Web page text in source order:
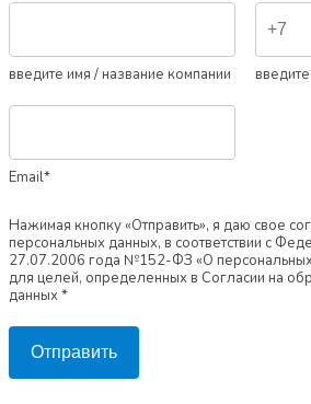
введите имя / название компании
Email*
Нажимая кнопку «Отправить», я даю свое
персональных данных, в соответствии с
27.07.2006 года №152-ФЗ «О персональных
для целей, определенных в Согласии на
данных *
Отправить